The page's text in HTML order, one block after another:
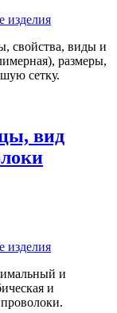
изделия
свойства, виды и
размеры,
сетку.
вид
изделия
и
и